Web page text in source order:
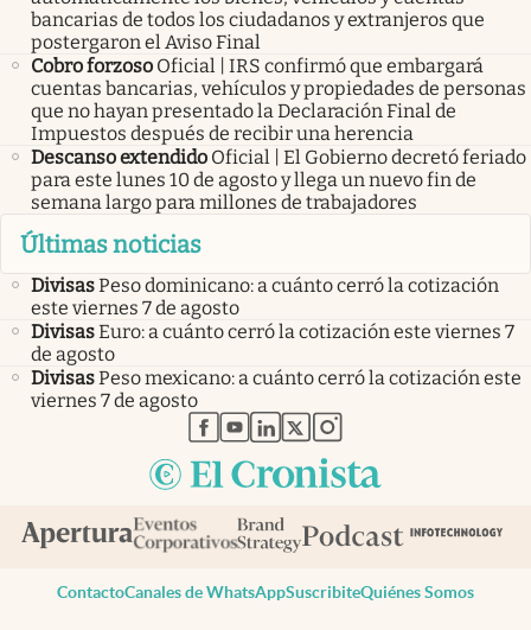
bancarias de todos los ciudadanos y extranjeros que
postergaron el Aviso Final
Cobro forzoso Oficial | IRS confirmó que embargará
cuentas bancarias, vehículos y propiedades de personas
que no hayan presentado la Declaración Final de
Impuestos después de recibir una herencia
Descanso extendido Oficial | El Gobierno decretó feriado
para este lunes 10 de agosto y llega un nuevo fin de
semana largo para millones de trabajadores
Últimas noticias
DivisasPeso dominicano: a cuánto cerró la cotización
este viernes 7 de agosto
DivisasEuro: a cuánto cerró la cotización este viernes 7
de agosto
DivisasPeso mexicano: a cuánto cerró la cotización este
viernes 7 de agosto
abre en nueva pestaña
abre en nueva pestaña
abre en nueva pestaña
abre en nueva pestaña
abre en nueva pestaña
ContactoCanales de WhatsAppSuscribiteQuiénes Somos